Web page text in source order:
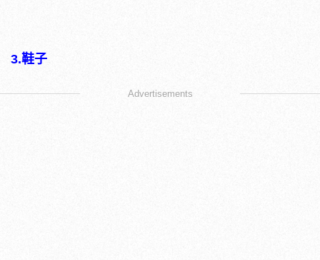
3.鞋子
Advertisements